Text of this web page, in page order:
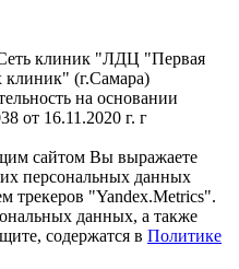
клиник "ЛДЦ "Первая
клиник" (г.Самара)
на основании
от 16.11.2020 г. г
сайтом Вы выражаете
персональных данных
трекеров "Yandex.Metrics".
данных, а также
содержатся в Политике